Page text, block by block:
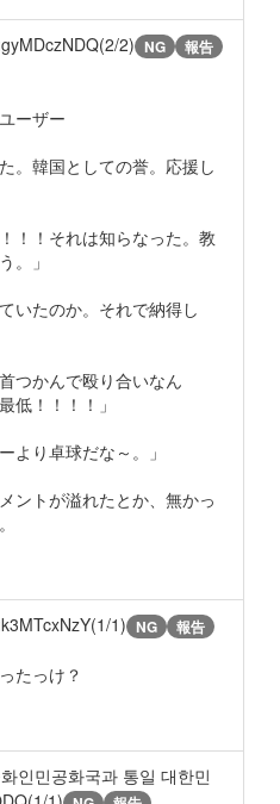
2) NG 報告
ーザー
。韓国としての誉。応援し
！！それは知らなった。教
。」
いたのか。それで納得し
つかんで殴り合いなん
低！！！！」
より卓球だな～。」
ントが溢れたとか、無かっ
1) NG 報告
たっけ？
인민공화국과 통일 대한민